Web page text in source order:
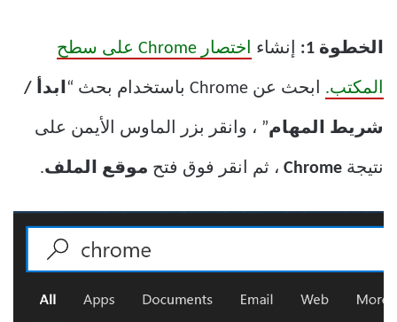
الخطوة 1: إنشاء اختصار Chrome على سطح
المكتب. ابحث عن Chrome باستخدام بحث “ ابدأ /
شريط المهام” ، وانقر بزر الماوس الأيمن على
نتيجة Chrome ، ثم انقر فوق فتح موقع الملف.